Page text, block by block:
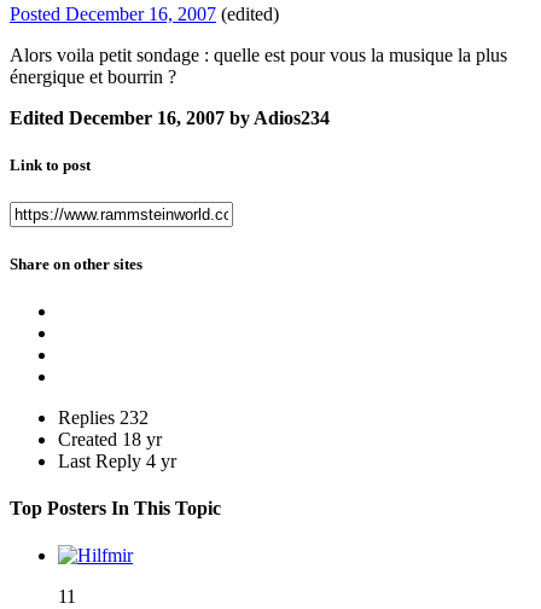
Posted December 16, 2007 (edited)
Alors voila petit sondage : quelle est pour vous la musique la plus
énergique et bourrin ?
Edited December 16, 2007 by Adios234
Link to post
Share on other sites
Replies 232
Created 18 yr
Last Reply 4 yr
Top Posters In This Topic
11